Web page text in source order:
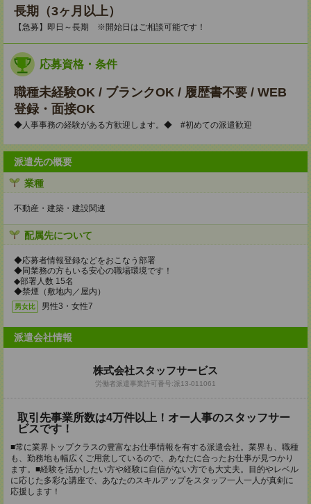
長期（3ヶ月以上）
【急募】即日～長期 ※開始日はご相談可能です！
応募資格・条件
職種未経験OK / ブランクOK / 履歴書不要 / WEB
登録・面接OK
◆人事事務の経験がある方歓迎します。◆ #初めての派遣歓迎
派遣先の概要
業種
不動産・建築・建設関連
配属先について
◆応募者情報登録などをおこなう部署
◆同業務の方もいる安心の職場環境です！
◆部署人数 15名
◆禁煙（敷地内／屋内）
男女比 男性3・女性7
派遣会社情報
株式会社スタッフサービス
労働者派遣事業許可番号:派13-011061
取引先事業所数は4万件以上！オー人事のスタッフサー
ビスです！
■常に業界トップクラスの豊富なお仕事情報を有する派遣会社。業界も、職種
も、勤務地も幅広くご用意しているので、あなたに合ったお仕事が見つかり
ます。■経験を活かしたい方や経験に自信がない方でも大丈夫。目的やレベル
に応じた多彩な講座で、あなたのスキルアップをスタッフ一人一人が真剣に
応援します！